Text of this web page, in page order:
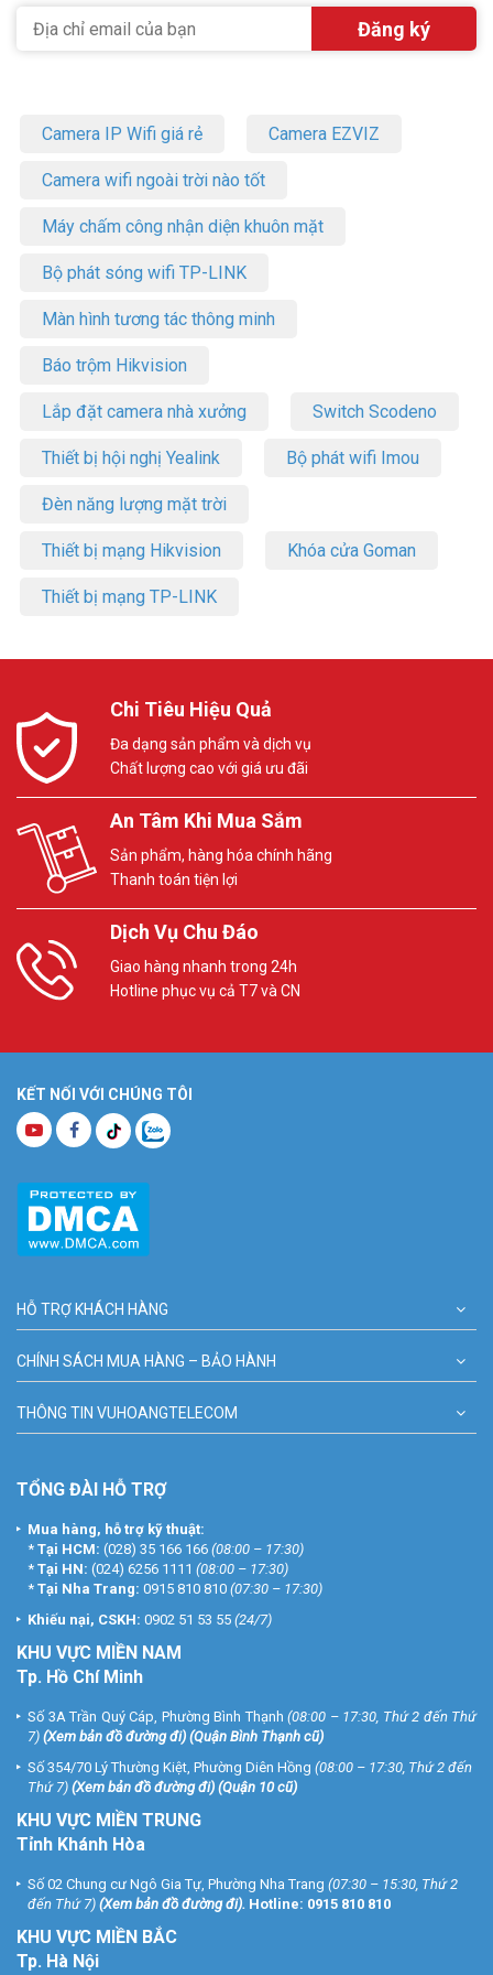
Yealink SIP-T54W
– Dòng điện thoại cao cấp phù hợp cho doanh nghiệp
– Cổng Ethernet Gigabit kép
USB và mở rộng EXP50
– Âm thanh HD tối ưu, tay cầm hỗ trợ trợ thính (HAC)
– Có thể gắn tường
(PSU)
– Bảo hành: 24 tháng
Đừng bỏ lỡ cơ hội nâng cấp hệ thống liên lạc của bạn! Liên hệ ngay
dòng điện thoại IP Yealink SIP-T54. Xin vui lòng liên hệ HOTLINE
Facebook Vuhoangtelecomnhé!
Camera IP Wifi giá rẻ Camera EZVIZ
Camera wifi ngoài trời nào tốt
Máy chấm công nhận diện khuôn mặt
Bộ phát sóng wifi TP-LINK
Màn hình tương tác thông minh
Báo trộm Hikvision
Lắp đặt camera nhà xưởng Switch Scodeno
Thiết bị hội nghị Yealink Bộ phát wifi Imou
Đèn năng lượng mặt trời
Thiết bị mạng Hikvision Khóa cửa Goman
Thiết bị mạng TP-LINK
Chi Tiêu Hiệu Quả
Đa dạng sản phẩm và dịch vụ
Chất lượng cao với giá ưu đãi
An Tâm Khi Mua Sắm
Sản phẩm, hàng hóa chính hãng
Thanh toán tiện lợi
Dịch Vụ Chu Đáo
Giao hàng nhanh trong 24h
Hotline phục vụ cả T7 và CN
KẾT NỐI VỚI CHÚNG TÔI
HỖ TRỢ KHÁCH HÀNG
CHÍNH SÁCH MUA HÀNG – BẢO HÀNH
THÔNG TIN VUHOANGTELECOM
TỔNG ĐÀI HỖ TRỢ
Mua hàng, hỗ trợ kỹ thuật:
* Tại HCM: (028) 35 166 166 (08:00 – 17:30)
* Tại HN: (024) 6256 1111 (08:00 – 17:30)
* Tại Nha Trang: 0915 810 810 (07:30 – 17:30)
Khiếu nại, CSKH: 0902 51 53 55 (24/7)
KHU VỰC MIỀN NAM
Tp. Hồ Chí Minh
Số 3A Trần Quý Cáp, Phường Bình Thạnh (08:00 – 17:30, Thứ 2 đến Thứ
7) (Xem bản đồ đường đi) (Quận Bình Thạnh cũ)
Số 354/70 Lý Thường Kiệt, Phường Diên Hồng (08:00 – 17:30, Thứ 2 đến
Thứ 7) (Xem bản đồ đường đi) (Quận 10 cũ)
KHU VỰC MIỀN TRUNG
Tỉnh Khánh Hòa
Số 02 Chung cư Ngô Gia Tự, Phường Nha Trang (07:30 – 15:30, Thứ 2
đến Thứ 7) (Xem bản đồ đường đi). Hotline: 0915 810 810
KHU VỰC MIỀN BẮC
Tp. Hà Nội